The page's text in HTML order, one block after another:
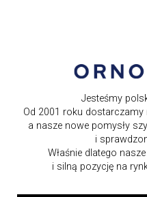
Jesteśmy
Od 2001 roku dostarczamy
a nasze nowe pomysły
i
Właśnie dlatego
i silną pozycję na